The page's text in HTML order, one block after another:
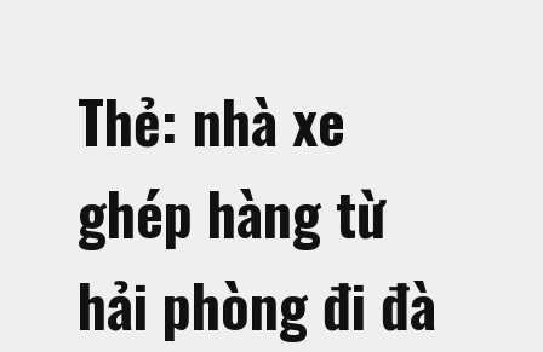
Thẻ: nhà xe
ghép hàng từ
hải phòng đi đà